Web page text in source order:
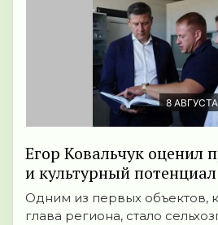
8 АВГУСТА
Егор Ковальчук
и культурный
Одним из первых объектов,
глава региона, стало